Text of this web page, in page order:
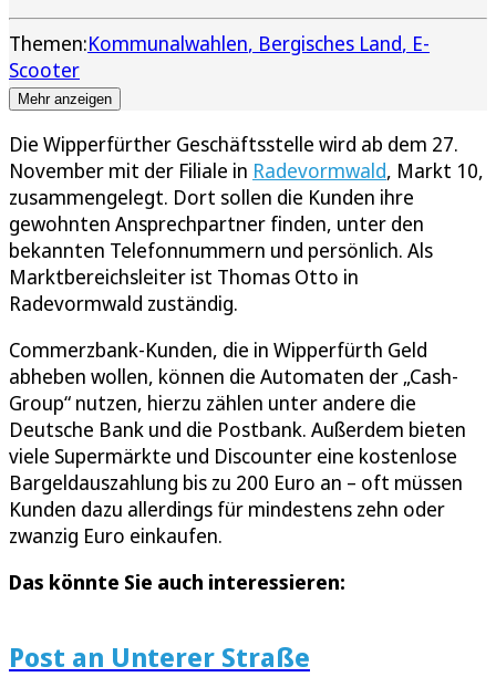
Themen:Kommunalwahlen Bergisches Land E-
Scooter
Mehr anzeigen
Die Wipperfürther Geschäftsstelle wird ab dem 27.
November mit der Filiale in Radevormwald, Markt 10,
zusammengelegt. Dort sollen die Kunden ihre
gewohnten Ansprechpartner finden, unter den
bekannten Telefonnummern und persönlich. Als
Marktbereichsleiter ist Thomas Otto in
Radevormwald zuständig.
Commerzbank-Kunden, die in Wipperfürth Geld
abheben wollen, können die Automaten der „Cash-
Group“ nutzen, hierzu zählen unter andere die
Deutsche Bank und die Postbank. Außerdem bieten
viele Supermärkte und Discounter eine kostenlose
Bargeldauszahlung bis zu 200 Euro an – oft müssen
Kunden dazu allerdings für mindestens zehn oder
zwanzig Euro einkaufen.
Das könnte Sie auch interessieren:
Post an Unterer Straße